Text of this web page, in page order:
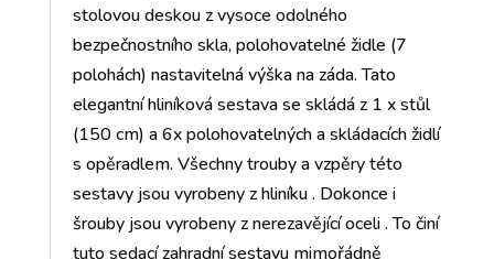
stolovou deskou z vysoce odolného
bezpečnostního skla, polohovatelné židle (7
polohách) nastavitelná výška na záda. Tato
elegantní hliníková sestava se skládá z 1 x stůl
(150 cm) a 6x polohovatelných a skládacích židlí
s opěradlem. Všechny trouby a vzpěry této
sestavy jsou vyrobeny z hliníku . Dokonce i
šrouby jsou vyrobeny z nerezavějící oceli . To činí
tuto sedací zahradní sestavu mimořádně